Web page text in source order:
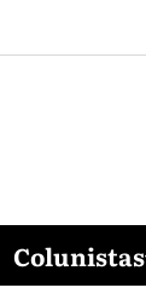
Colunistas